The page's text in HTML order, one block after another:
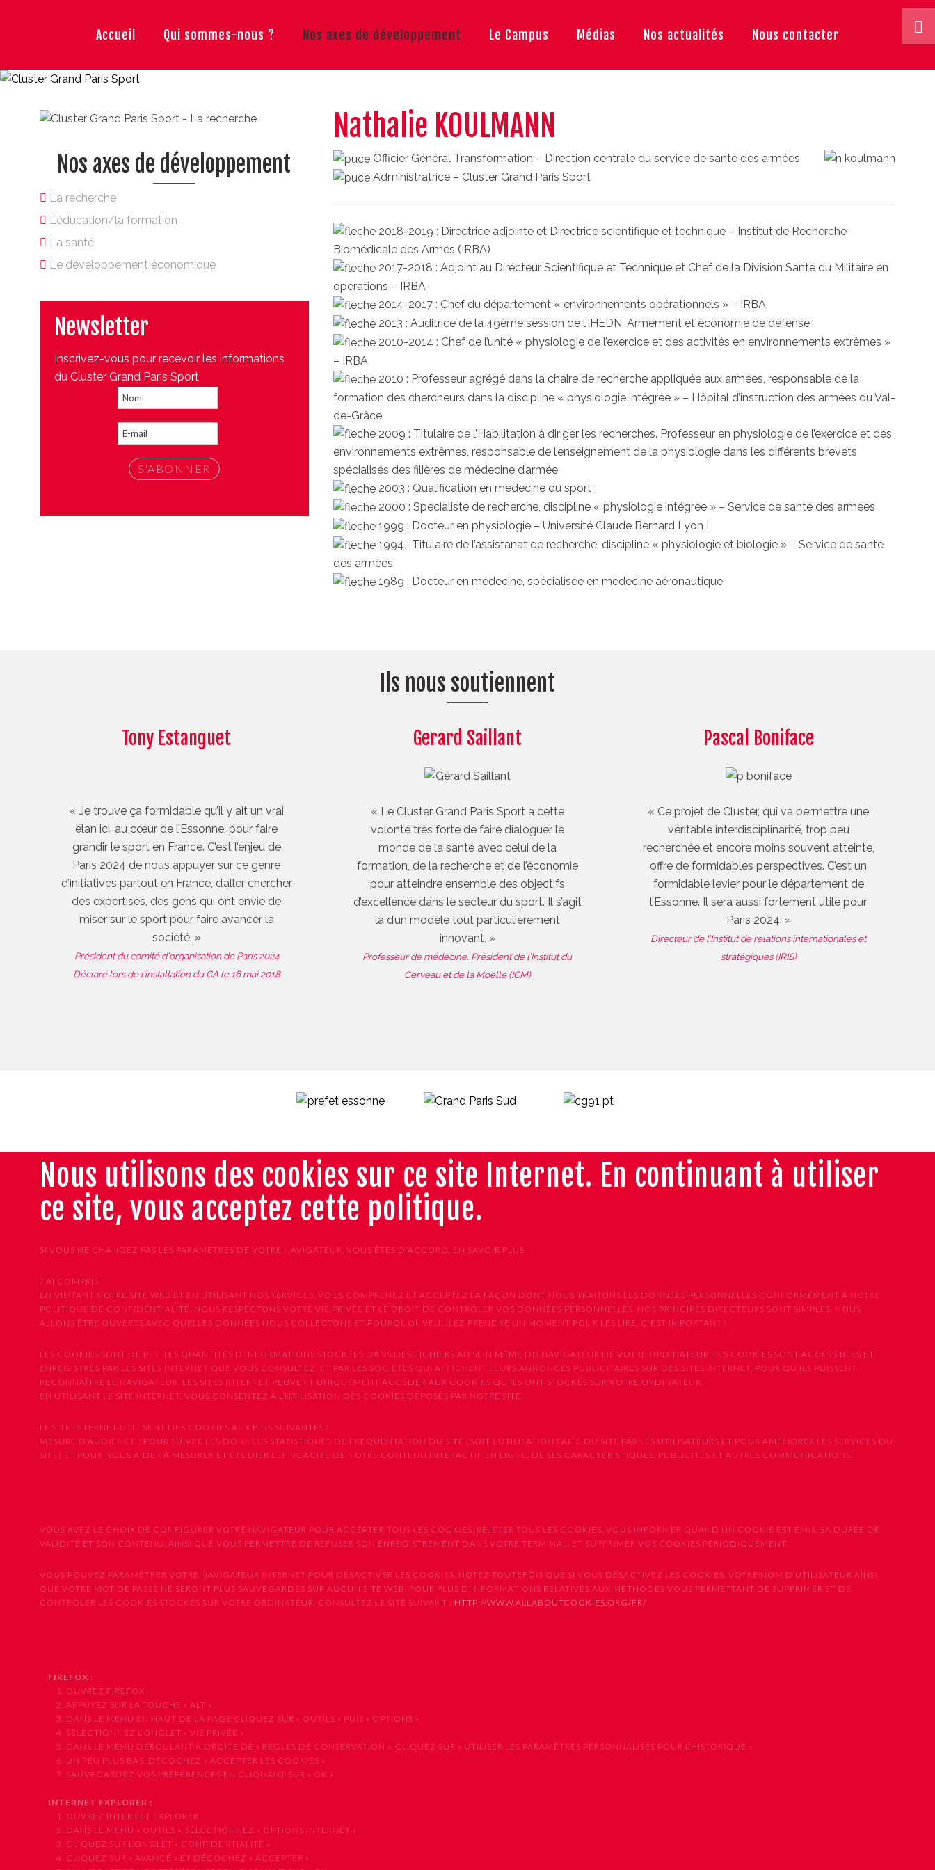
Accueil Qui sommes-nous ? Nos axes de développement Le Campus Médias Nos actualités Nous contacter
Nathalie KOULMANN
Officier Général Transformation – Direction centrale du service de santé des armées
Administratrice – Cluster Grand Paris Sport
2018-2019 : Directrice adjointe et Directrice scientifique et technique – Institut de Recherche
Biomédicale des Armés (IRBA)
2017-2018 : Adjoint au Directeur Scientifique et Technique et Chef de la Division Santé du Militaire en
opérations – IRBA
2014-2017 : Chef du département « environnements opérationnels » – IRBA
2013 : Auditrice de la 49ème session de l’IHEDN, Armement et économie de défense
2010-2014 : Chef de l’unité « physiologie de l’exercice et des activités en environnements extrêmes »
– IRBA
2010 : Professeur agrégé dans la chaire de recherche appliquée aux armées, responsable de la
formation des chercheurs dans la discipline « physiologie intégrée » – Hôpital d’instruction des armées du Val-
de-Grâce
2009 : Titulaire de l’Habilitation à diriger les recherches. Professeur en physiologie de l’exercice et des
environnements extrêmes, responsable de l’enseignement de la physiologie dans les différents brevets
spécialisés des filières de médecine d’armée
2003 : Qualification en médecine du sport
2000 : Spécialiste de recherche, discipline « physiologie intégrée » – Service de santé des armées
1999 : Docteur en physiologie – Université Claude Bernard Lyon I
1994 : Titulaire de l’assistanat de recherche, discipline « physiologie et biologie » – Service de santé
des armées
1989 : Docteur en médecine, spécialisée en médecine aéronautique
Nos axes de développement
La recherche
L'éducation/la formation
La santé
Le développement économique
Newsletter
Inscrivez-vous pour recevoir les informations
du Cluster Grand Paris Sport
Ils nous soutiennent
Tony Estanguet
« Je trouve ça formidable qu’il y ait un vrai
élan ici, au cœur de l’Essonne, pour faire
grandir le sport en France. C’est l’enjeu de
Paris 2024 de nous appuyer sur ce genre
d’initiatives partout en France, d’aller chercher
des expertises, des gens qui ont envie de
miser sur le sport pour faire avancer la
société. »
Président du comité d'organisation de Paris 2024
Déclaré lors de l’installation du CA le 16 mai 2018
Gerard Saillant
« Le Cluster Grand Paris Sport a cette
volonté très forte de faire dialoguer le
monde de la santé avec celui de la
formation, de la recherche et de l’économie
pour atteindre ensemble des objectifs
d’excellence dans le secteur du sport. Il s’agit
là d’un modèle tout particulièrement
innovant. »
Professeur de médecine. Président de l’Institut du
Cerveau et de la Moelle (ICM)
Pascal Boniface
« Ce projet de Cluster, qui va permettre une
véritable interdisciplinarité, trop peu
recherchée et encore moins souvent atteinte,
offre de formidables perspectives. C’est un
formidable levier pour le département de
l’Essonne. Il sera aussi fortement utile pour
Paris 2024. »
Directeur de l’Institut de relations internationales et
stratégiques (IRIS)
Nous utilisons des cookies sur ce site Internet. En continuant à utiliser
ce site, vous acceptez cette politique.
SI VOUS NE CHANGEZ PAS LES PARAMÈTRES DE VOTRE NAVIGATEUR, VOUS ÊTES D'ACCORD. EN SAVOIR PLUS
J'AI COMPRIS
EN VISITANT NOTRE SITE WEB ET EN UTILISANT NOS SERVICES, VOUS COMPRENEZ ET ACCEPTEZ LA FAÇON DONT NOUS TRAITONS LES DONNÉES PERSONNELLES CONFORMÉMENT À NOTRE
POLITIQUE DE CONFIDENTIALITÉ. NOUS RESPECTONS VOTRE VIE PRIVÉE ET LE DROIT DE CONTRÔLER VOS DONNÉES PERSONNELLES. NOS PRINCIPES DIRECTEURS SONT SIMPLES. NOUS
ALLONS ÊTRE OUVERTS AVEC QUELLES DONNÉES NOUS COLLECTONS ET POURQUOI. VEUILLEZ PRENDRE UN MOMENT POUR LES LIRE. C'EST IMPORTANT !
LES COOKIES SONT DE PETITES QUANTITÉS D’INFORMATIONS STOCKÉES DANS DES FICHIERS AU SEIN MÊME DU NAVIGATEUR DE VOTRE ORDINATEUR. LES COOKIES SONT ACCESSIBLES ET
ENREGISTRÉS PAR LES SITES INTERNET QUE VOUS CONSULTEZ, ET PAR LES SOCIÉTÉS QUI AFFICHENT LEURS ANNONCES PUBLICITAIRES SUR DES SITES INTERNET, POUR QU’ILS PUISSENT
RECONNAÎTRE LE NAVIGATEUR. LES SITES INTERNET PEUVENT UNIQUEMENT ACCÉDER AUX COOKIES QU’ILS ONT STOCKÉS SUR VOTRE ORDINATEUR.
EN UTILISANT LE SITE INTERNET, VOUS CONSENTEZ À L’UTILISATION DES COOKIES DÉPOSÉS PAR NOTRE SITE.
LE SITE INTERNET UTILISENT DES COOKIES AUX FINS SUIVANTES :
MESURE D’AUDIENCE : POUR SUIVRE LES DONNÉES STATISTIQUES DE FRÉQUENTATION DU SITE (SOIT L’UTILISATION FAITE DU SITE PAR LES UTILISATEURS ET POUR AMÉLIORER LES SERVICES DU
SITE) ET POUR NOUS AIDER À MESURER ET ÉTUDIER L’EFFICACITÉ DE NOTRE CONTENU INTERACTIF EN LIGNE, DE SES CARACTÉRISTIQUES, PUBLICITÉS ET AUTRES COMMUNICATIONS.
VOUS AVEZ LE CHOIX DE CONFIGURER VOTRE NAVIGATEUR POUR ACCEPTER TOUS LES COOKIES, REJETER TOUS LES COOKIES, VOUS INFORMER QUAND UN COOKIE EST ÉMIS, SA DURÉE DE
VALIDITÉ ET SON CONTENU, AINSI QUE VOUS PERMETTRE DE REFUSER SON ENREGISTREMENT DANS VOTRE TERMINAL, ET SUPPRIMER VOS COOKIES PÉRIODIQUEMENT.
VOUS POUVEZ PARAMÉTRER VOTRE NAVIGATEUR INTERNET POUR DÉSACTIVER LES COOKIES. NOTEZ TOUTEFOIS QUE SI VOUS DÉSACTIVEZ LES COOKIES, VOTRE NOM D’UTILISATEUR AINSI
QUE VOTRE MOT DE PASSE NE SERONT PLUS SAUVEGARDÉS SUR AUCUN SITE WEB. POUR PLUS D’INFORMATIONS RELATIVES AUX MÉTHODES VOUS PERMETTANT DE SUPPRIMER ET DE
CONTRÔLER LES COOKIES STOCKÉS SUR VOTRE ORDINATEUR, CONSULTEZ LE SITE SUIVANT : HTTP://WWW.ALLABOUTCOOKIES.ORG/FR/
FIREFOX :
1. OUVREZ FIREFOX
2. APPUYEZ SUR LA TOUCHE « ALT »
3. DANS LE MENU EN HAUT DE LA PAGE CLIQUEZ SUR « OUTILS » PUIS « OPTIONS »
4. SÉLECTIONNEZ L’ONGLET « VIE PRIVÉE »
5. DANS LE MENU DÉROULANT À DROITE DE « RÈGLES DE CONSERVATION », CLIQUEZ SUR « UTILISER LES PARAMÈTRES PERSONNALISÉS POUR L’HISTORIQUE »
6. UN PEU PLUS BAS, DÉCOCHEZ « ACCEPTER LES COOKIES »
7. SAUVEGARDEZ VOS PRÉFÉRENCES EN CLIQUANT SUR « OK »
INTERNET EXPLORER :
1. OUVREZ INTERNET EXPLORER
2. DANS LE MENU « OUTILS », SÉLECTIONNEZ « OPTIONS INTERNET »
3. CLIQUEZ SUR L’ONGLET « CONFIDENTIALITÉ »
4. CLIQUEZ SUR « AVANCÉ » ET DÉCOCHEZ « ACCEPTER »